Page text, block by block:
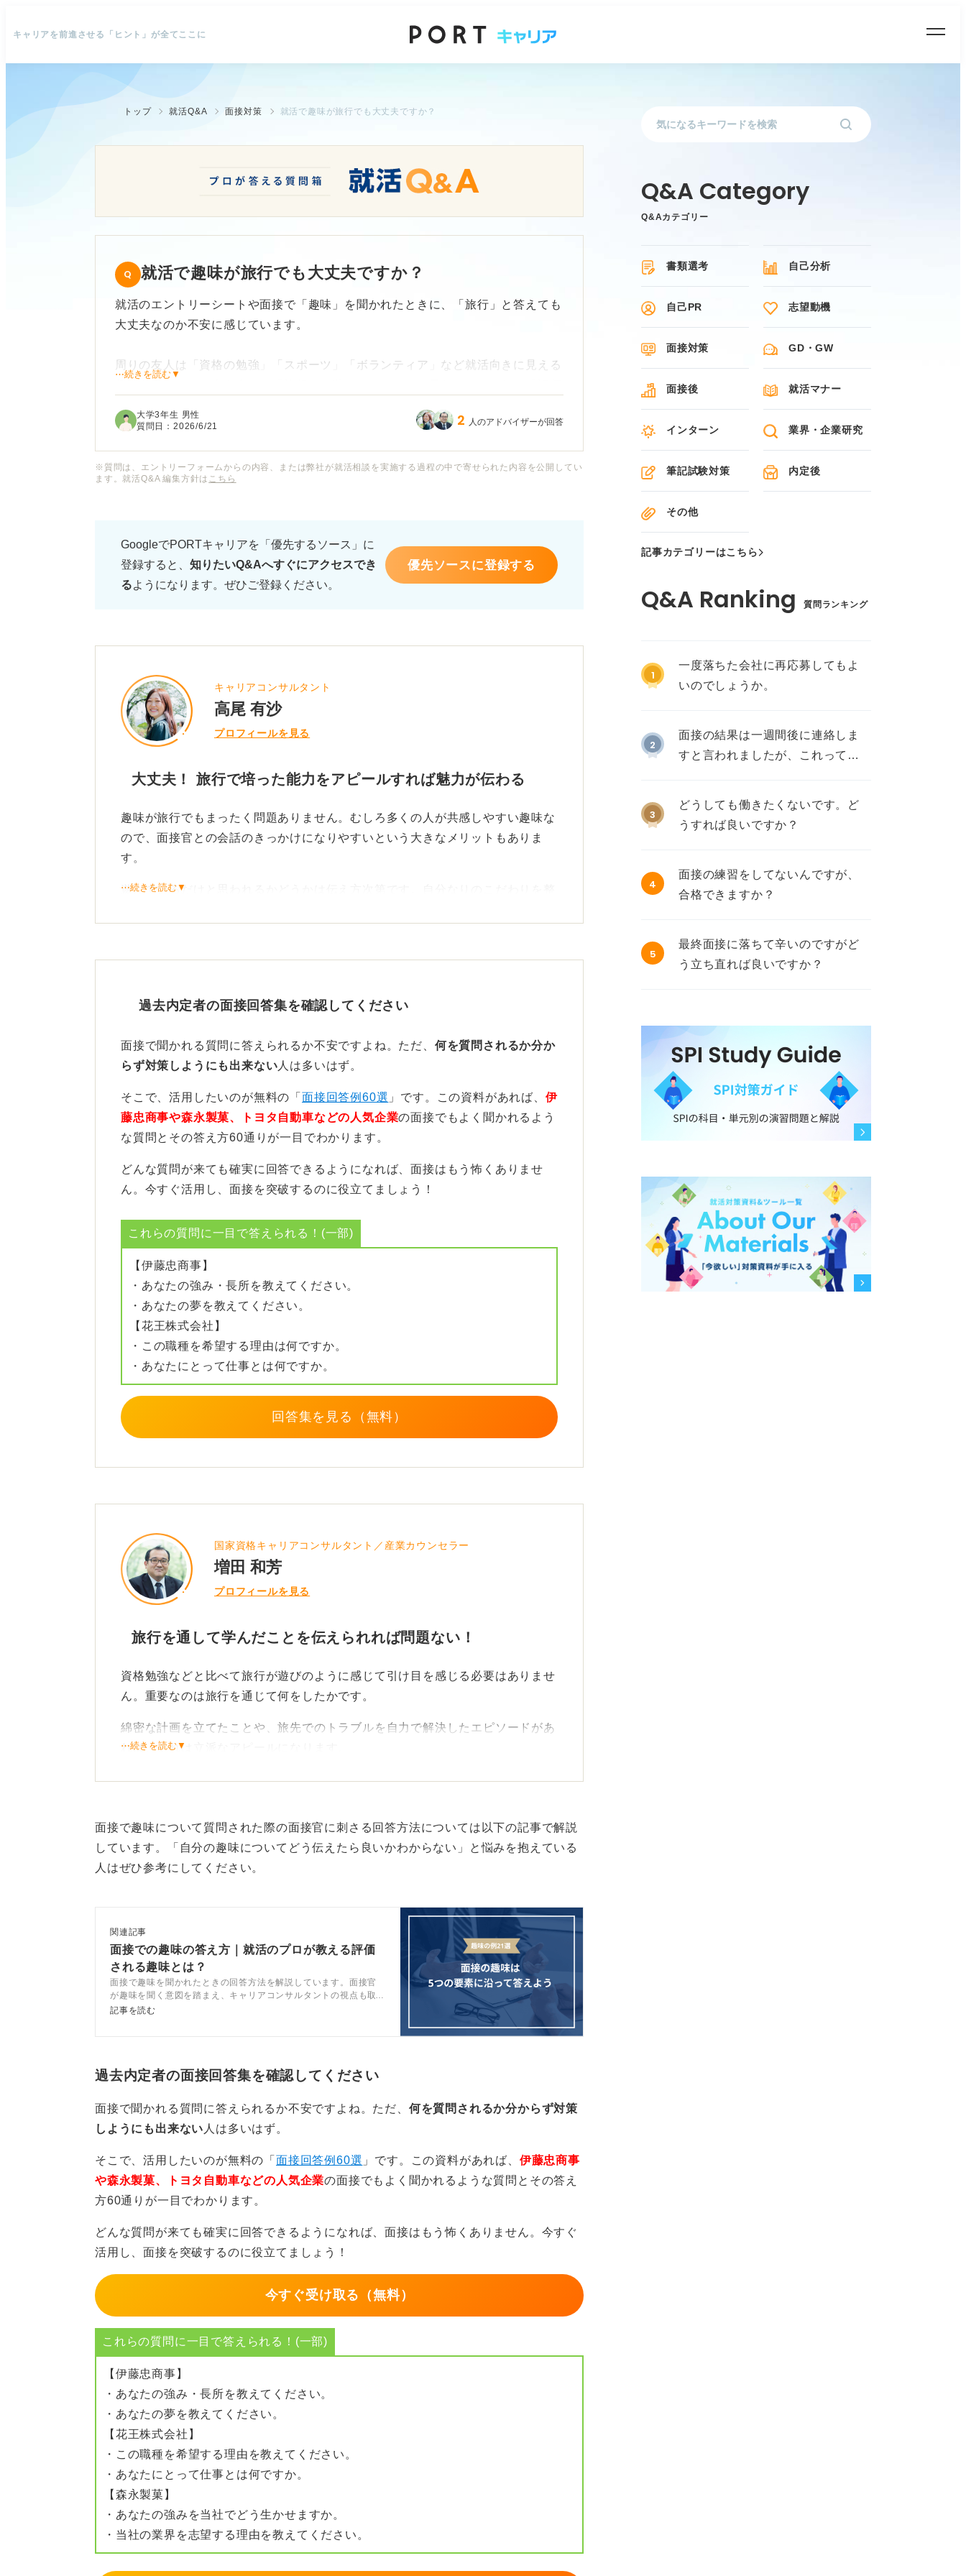
キャリアを前進させる「ヒント」が全てここに
トップ 就活Q&A 面接対策 就活で趣味が旅行でも大丈夫ですか？
就活で趣味が旅行でも大丈夫ですか？
就活のエントリーシートや面接で「趣味」を聞かれたときに、「旅行」と答えても
大丈夫なのか不安に感じています。
周りの友人は「資格の勉強」「スポーツ」「ボランティア」など就活向きに見える
りますが、どう伝えれば良いのかわかりません。
評価されやすい伝え方のコツや、避けたほうが良い表現を教えてください。
⋯続きを読む▼
大学3年生 男性
質問日：2026/6/21 2 人のアドバイザーが回答
※質問は、エントリーフォームからの内容、または弊社が就活相談を実施する過程の中で寄せられた内容を公開してい
ます。就活Q&A 編集方針は こちら
GoogleでPORTキャリアを「優先するソース」に
登録すると、 知りたいQ&Aへすぐにアクセスでき
るようになります。ぜひご登録ください。
優先ソースに登録する
キャリアコンサルタント
高尾 有沙
プロフィールを見る
大丈夫！ 旅行で培った能力をアピールすれば魅力が伝わる
趣味が旅行でもまったく問題ありません。むしろ多くの人が共感しやすい趣味な
ので、面接官との会話のきっかけになりやすいという大きなメリットもありま
す。
遊んでいるだけと思われるかどうかは伝え方次第です。自分なりのこだわりを整
す。
したのかを具体的に言語化して面接官に届けることです。
具体的なエピソードとともに身に付いた力を話そう
評価されやすい伝え方のコツは、旅行での学びを具体的に話すことです。
たとえば一人旅が好きなら、計画から手配まですべて自分でおこなうなかで計画
性や行動力が身に付いたという話ができます。
トラブルに遭遇した際に、冷静に対処した経験があれば、問題解決能力が向上し
たエピソードを盛り込むのも非常に有効ですね。
友人との旅行で調整役を担った話なら協調性のアピールになります。
大切なのは、旅行がアピールになるかどうかよりも、経験を通して見えてくるあ
なたの人柄や強みを伝えられるかどうかです。
自分なりに工夫したことを振り返り、あなただけの言葉で自信を持って語ってく
ださい。その個性がほかの学生との差別化にもつながります。
0
⋯続きを読む▼
過去内定者の面接回答集を確認してください
面接で聞かれる質問に答えられるか不安ですよね。ただ、 何を質問されるか分か
らず対策しようにも出来ない 人は多いはず。
そこで、活用したいのが無料の「 面接回答例60選 」です。この資料があれば、 伊
藤忠商事や森永製菓、トヨタ自動車などの人気企業の面接でもよく聞かれるよう
な質問とその答え方60通りが一目でわかります。
どんな質問が来ても確実に回答できるようになれば、面接はもう怖くありませ
ん。今すぐ活用し、面接を突破するのに役立てましょう！
これらの質問に一目で答えられる！(一部)
【伊藤忠商事】
・あなたの強み・長所を教えてください。
・あなたの夢を教えてください。
【花王株式会社】
・この職種を希望する理由は何ですか。
・あなたにとって仕事とは何ですか。
回答集を見る（無料）
国家資格キャリアコンサルタント／産業カウンセラー
増田 和芳
プロフィールを見る
旅行を通して学んだことを伝えられれば問題ない！
資格勉強などと比べて旅行が遊びのように感じて引け目を感じる必要はありませ
ん。重要なのは旅行を通じて何をしたかです。
綿密な計画を立てたことや、旅先でのトラブルを自力で解決したエピソードがあ
れば、それは立派なアピールになります。
趣味を比較して落ち込む必要はない！ 自分なりの工夫をアピール
どれだけ時間をかけて取り組んだか、そこから何を得たのかを自分の言葉で語る
ことが評価に直結します。
ほかの誰かと自分を比較して卑下する必要はありません。
自分なりに工夫してきた経験をいかに言葉にできるかがポイントです。
0
⋯続きを読む▼
面接で趣味について質問された際の面接官に刺さる回答方法については以下の記事で解説
しています。「自分の趣味についてどう伝えたら良いかわからない」と悩みを抱えている
人はぜひ参考にしてください。
関連記事
面接での趣味の答え方｜就活のプロが教える評価
される趣味とは？
面接で趣味を聞かれたときの回答方法を解説しています。面接官
が趣味を聞く意図を踏まえ、キャリアコンサルタントの視点も取
り入れた回答を作りましょう。また、面接官の誤解を招きやすい
記事を読む
過去内定者の面接回答集を確認してください
面接で聞かれる質問に答えられるか不安ですよね。ただ、 何を質問されるか分からず対策
しようにも出来ない人は多いはず。
そこで、活用したいのが無料の「 面接回答例60選 」です。この資料があれば、 伊藤忠商事
や森永製菓、トヨタ自動車などの人気企業の面接でもよく聞かれるような質問とその答え
方60通りが一目でわかります。
どんな質問が来ても確実に回答できるようになれば、面接はもう怖くありません。今すぐ
活用し、面接を突破するのに役立てましょう！
今すぐ受け取る（無料）
これらの質問に一目で答えられる！(一部)
【伊藤忠商事】
・あなたの強み・長所を教えてください。
・あなたの夢を教えてください。
【花王株式会社】
・この職種を希望する理由を教えてください。
・あなたにとって仕事とは何ですか。
【森永製菓】
・あなたの強みを当社でどう生かせますか。
・当社の業界を志望する理由を教えてください。
Q&Aカテゴリー
書類選考 自己分析
自己PR 志望動機
面接対策 GD・GW
面接後 就活マナー
インターン 業界・企業研究
筆記試験対策 内定後
その他
記事カテゴリーはこちら
質問ランキング
1
一度落ちた会社に再応募してもよ
いのでしょうか。
2
面接の結果は一週間後に連絡しま
すと言われましたが、これって不
3
どうしても働きたくないです。ど
うすれば良いですか？
4
面接の練習をしてないんですが、
合格できますか？
5
最終面接に落ちて辛いのですがど
う立ち直れば良いですか？